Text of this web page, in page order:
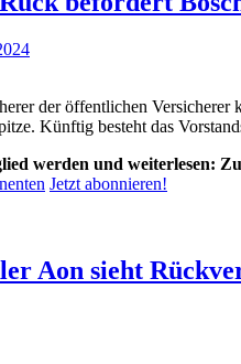
der öffentlichen Versicherer
Künftig besteht das
werden und weiterlesen:
Jetzt abonnieren!
Aon sieht